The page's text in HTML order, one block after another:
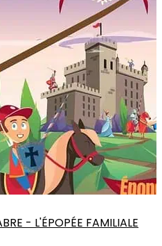
- L'ÉPOPÉE FAMILIALE